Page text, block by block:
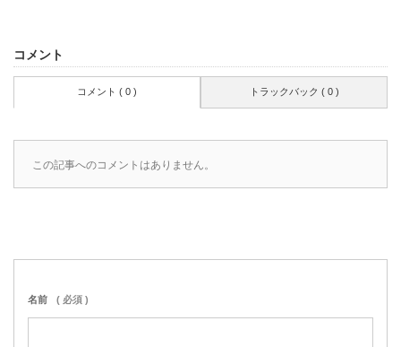
コメント
コメント ( 0 ) トラックバック ( 0 )
この記事へのコメントはありません。
名前 ( 必須 )